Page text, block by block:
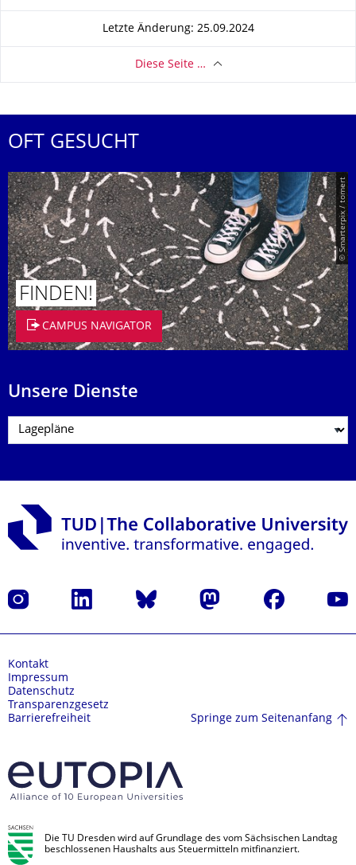
Letzte Änderung: 25.09.2024
Diese Seite …
OFT GESUCHT
© Smarterpix / tomert
FINDEN!
CAMPUS NAVIGATOR
Unsere Dienste
Instagram LinkedIn Bluesky Mastodon Facebook
Kontakt
Impressum
Datenschutz
Transparenzgesetz
Barrierefreiheit
Springe zum Seitenanfang
Die TU Dresden wird auf Grundlage des vom Sächsischen Landtag
beschlossenen Haushalts aus Steuermitteln mitfinanziert.